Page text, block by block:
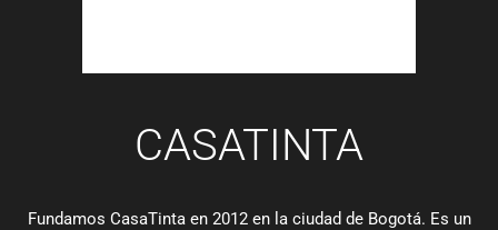
CASATINTA
Fundamos CasaTinta en 2012 en la ciudad de Bogotá. Es un